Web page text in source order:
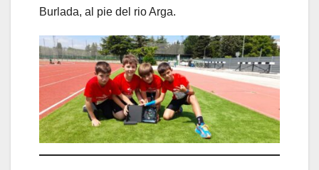
Burlada, al pie del rio Arga.